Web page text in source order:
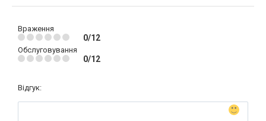
Враження
0/12
Обслуговування
0/12
Відгук: